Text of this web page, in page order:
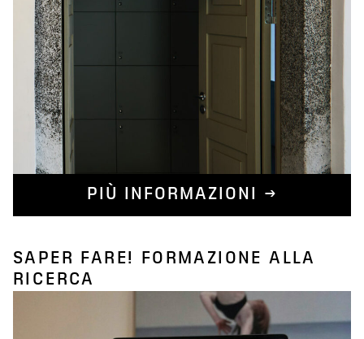
PIÙ INFORMAZIONI →
SAPER FARE! FORMAZIONE ALLA
RICERCA